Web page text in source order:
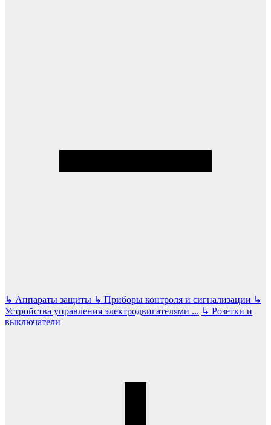
↳ Аппараты защиты ↳ Приборы контроля и сигнализации ↳
Устройства управления электродвигателями ... ↳ Розетки и
выключатели